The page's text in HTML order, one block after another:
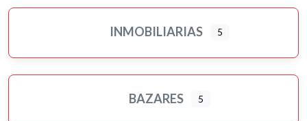
INMOBILIARIAS 5
BAZARES 5